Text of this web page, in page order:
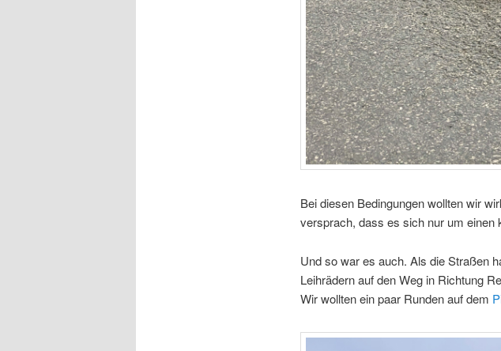
Bei diesen Bedingungen wollten wir
versprach, dass es sich nur um einen
Und so war es auch. Als die Straßen
Leihrädern auf den Weg in Richtung
Wir wollten ein paar Runden auf dem